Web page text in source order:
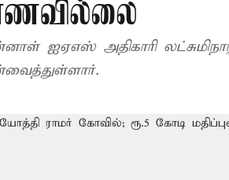
ஐஏஎஸ் அதிகாரி